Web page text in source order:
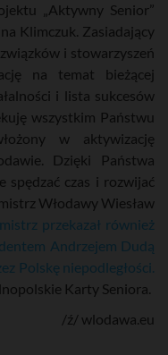
„Aktywny Senior”
Klimczuk. Zasiadający
i stowarzyszeń
na temat bieżącej
i lista sukcesów
wszystkim Państwu
w aktywizację
Dzięki Państwa
spędzać czas i rozwijać
Włodawy Wiesław
przekazał również
Andrzejem Dudą
Polskę niepodległości.
Karty Seniora.
/ź/ wlodawa.eu